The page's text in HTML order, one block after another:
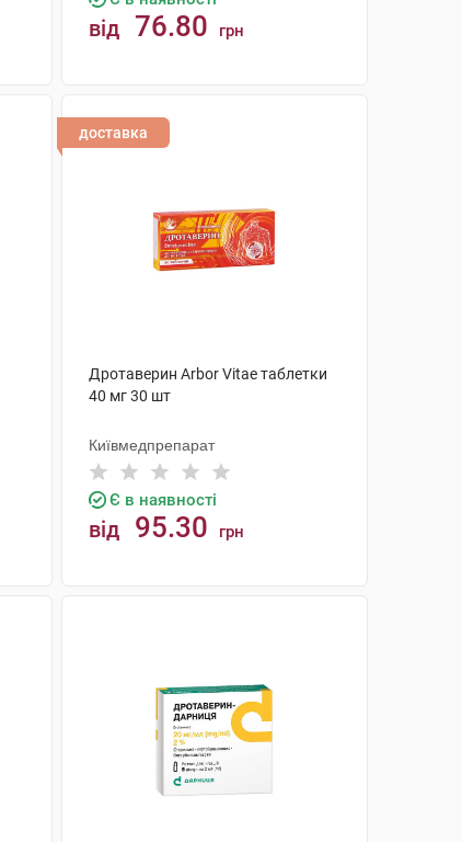
від 76.80 грн
доставка
Дротаверин Arbor Vitae таблетки
40 мг 30 шт
Київмедпрепарат
Є в наявності
від 95.30 грн